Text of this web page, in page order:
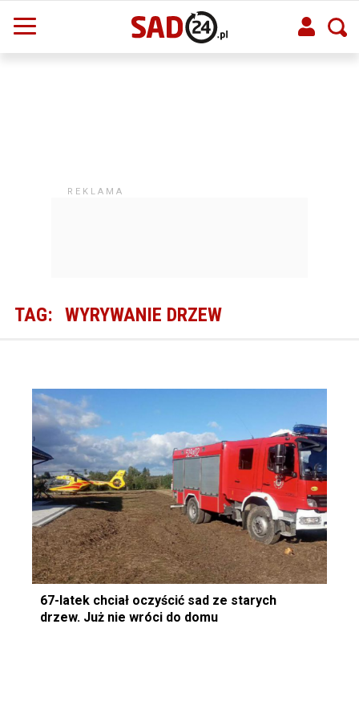
TAG: WYRYWANIE DRZEW
67-latek chciał oczyścić sad ze starych
drzew. Już nie wróci do domu